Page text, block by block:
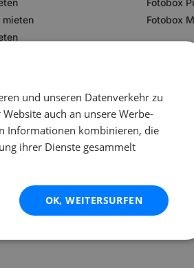
mieten
Fotobox
Fotobox
und unseren Datenverkehr zu
auch an unsere Werbe-
Informationen kombinieren, die
ihrer Dienste gesammelt
OK, WEITERSURFEN